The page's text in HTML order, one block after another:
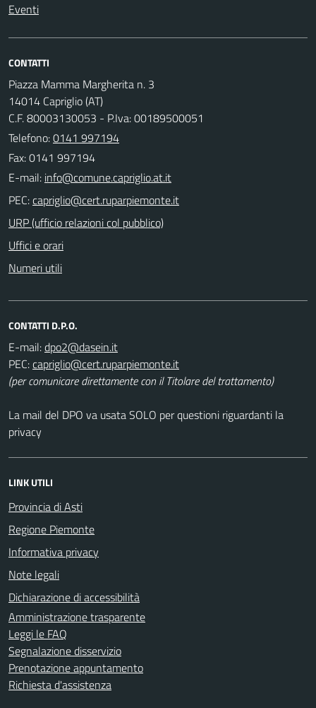
Eventi
CONTATTI
Piazza Mamma Margherita n. 3
14014 Capriglio (AT)
C.F. 80003130053 - P.Iva: 00189500051
Telefono:0141 997194
Fax: 0141 997194
E-mail:
PEC:
URP (ufficio relazioni col pubblico)
Uffici e orari
Numeri utili
CONTATTI D.P.O.
E-mail:
PEC:
(per comunicare direttamente con il Titolare del trattamento)
La mail del DPO va usata SOLO per questioni riguardanti la
privacy
LINK UTILI
Provincia di Asti
Regione Piemonte
Informativa privacy
Note legali
Dichiarazione di accessibilità
Amministrazione trasparente
Leggi le FAQ
Segnalazione disservizio
Prenotazione appuntamento
Richiesta d'assistenza